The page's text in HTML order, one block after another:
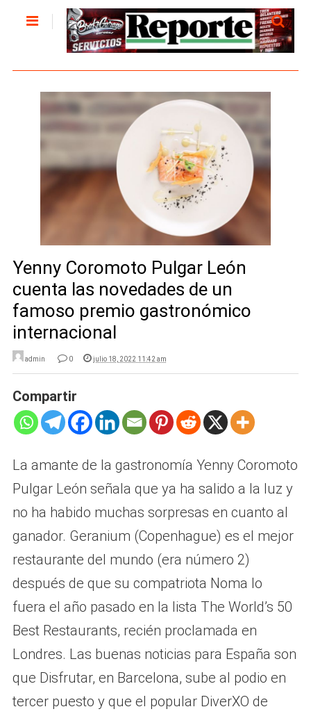
Yenny Coromoto Pulgar León
cuenta las novedades de un
famoso premio gastronómico
internacional
admin 0 julio 18, 2022 11:42 am
Compartir
La amante de la gastronomía Yenny Coromoto
Pulgar León señala que ya ha salido a la luz y
no ha habido muchas sorpresas en cuanto al
ganador. Geranium (Copenhague) es el mejor
restaurante del mundo (era número 2)
después de que su compatriota Noma lo
fuera el año pasado en la lista The World’s 50
Best Restaurants, recién proclamada en
Londres. Las buenas noticias para España son
que Disfrutar, en Barcelona, sube al podio en
tercer puesto y que el popular DiverXO de